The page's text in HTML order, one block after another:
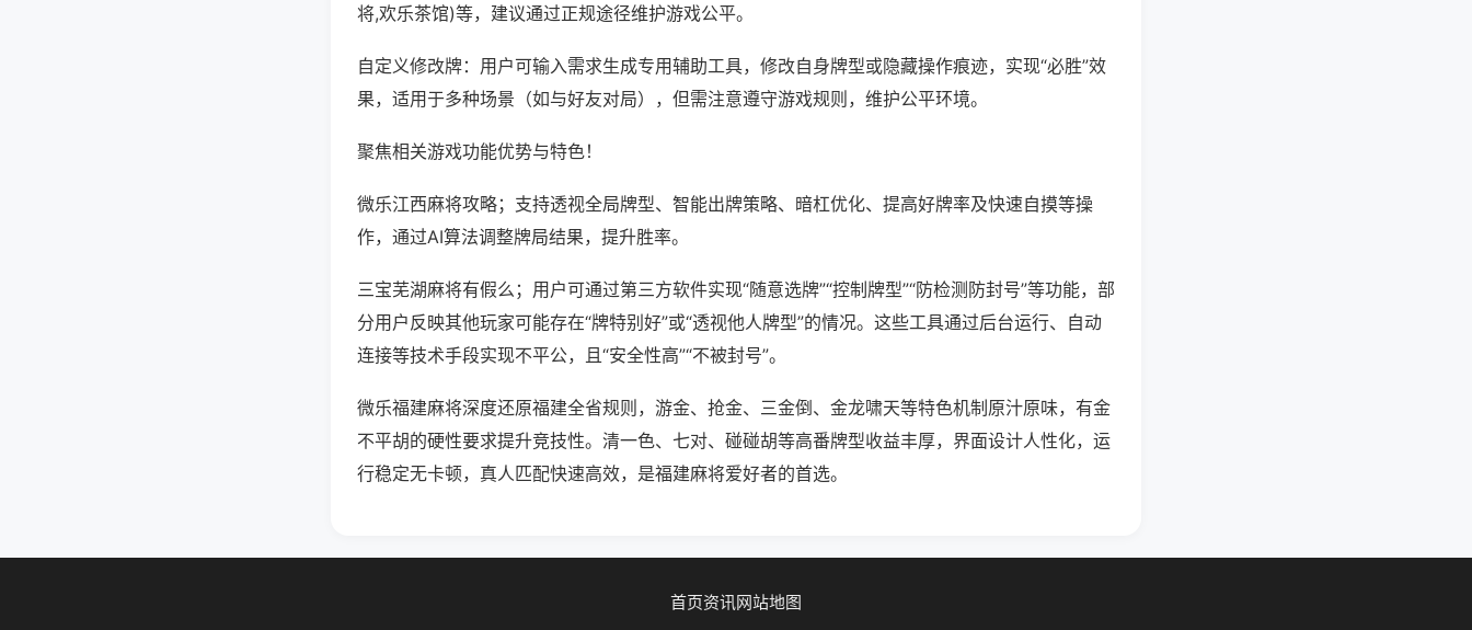
将,欢乐茶馆)等，建议通过正规途径维护游戏公平。
自定义修改牌：用户可输入需求生成专用辅助工具，修改自身牌型或隐藏操作痕迹，实现“必胜”效
果，适用于多种场景（如与好友对局），但需注意遵守游戏规则，维护公平环境。
聚焦相关游戏功能优势与特色！
微乐江西麻将攻略；支持透视全局牌型、智能出牌策略、暗杠优化、提高好牌率及快速自摸等操
作，通过AI算法调整牌局结果，提升胜率。
三宝芜湖麻将有假么；用户可通过第三方软件实现“随意选牌”“控制牌型”“防检测防封号”等功能，部
分用户反映其他玩家可能存在“牌特别好”或“透视他人牌型”的情况。这些工具通过后台运行、自动
连接等技术手段实现不平公，且“安全性高”“不被封号”。
微乐福建麻将深度还原福建全省规则，游金、抢金、三金倒、金龙啸天等特色机制原汁原味，有金
不平胡的硬性要求提升竞技性。清一色、七对、碰碰胡等高番牌型收益丰厚，界面设计人性化，运
行稳定无卡顿，真人匹配快速高效，是福建麻将爱好者的首选。
首页资讯网站地图